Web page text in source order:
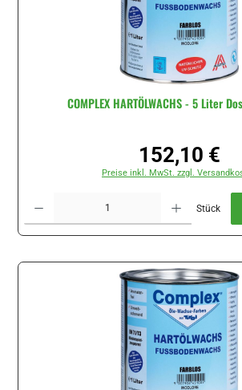
COMPLEX HARTÖLWACHS - 5 Liter
Regulärer Preis:
152,10 €
Preise inkl. MwSt. zzgl.
Stück